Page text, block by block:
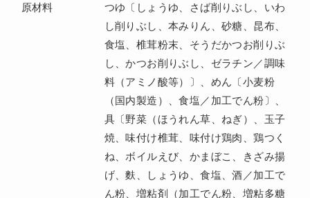
原材料
つゆ〔しょうゆ、さば削りぶし、いわ
し削りぶし、本みりん、砂糖、昆布、
食塩、椎茸粉末、そうだかつお削りぶ
し、かつお削りぶし、ゼラチン／調味
料（アミノ酸等）〕、めん〔小麦粉
（国内製造）、食塩／加工でん粉〕、
具〔野菜（ほうれん草、ねぎ）、玉子
焼、味付け椎茸、味付け鶏肉、鶏つく
ね、ボイルえび、かまぼこ、きざみ揚
げ、麩、しょうゆ、食塩、酒／加工で
ん粉、増粘剤（加工でん粉、増粘多糖